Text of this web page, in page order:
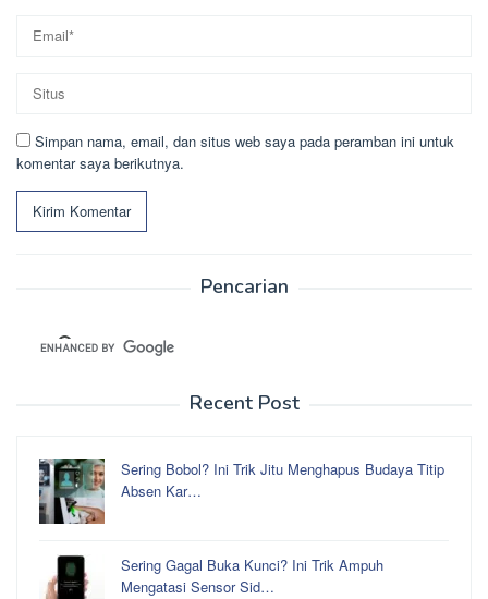
Simpan nama, email, dan situs web saya pada peramban ini untuk
komentar saya berikutnya.
Pencarian
Recent Post
Sering Bobol? Ini Trik Jitu Menghapus Budaya Titip
Absen Kar…
Sering Gagal Buka Kunci? Ini Trik Ampuh
Mengatasi Sensor Sid…